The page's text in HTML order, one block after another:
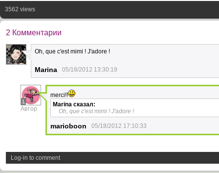
3562 views
2 Комментарии
2
Oh, que c'est mimi ! J'adore !
Marina 05/18/2012 13:30:19
1
Автор
merci!!
Marina сказал:
Oh, que c'est mimi ! J'adore !
marioboon 05/18/2012 17:10:33
Log-in to comment